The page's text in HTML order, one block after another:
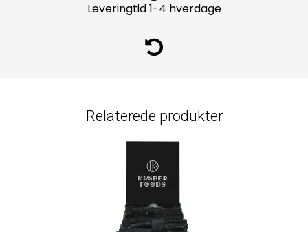
Leveringtid 1-4 hverdage
Relaterede produkter